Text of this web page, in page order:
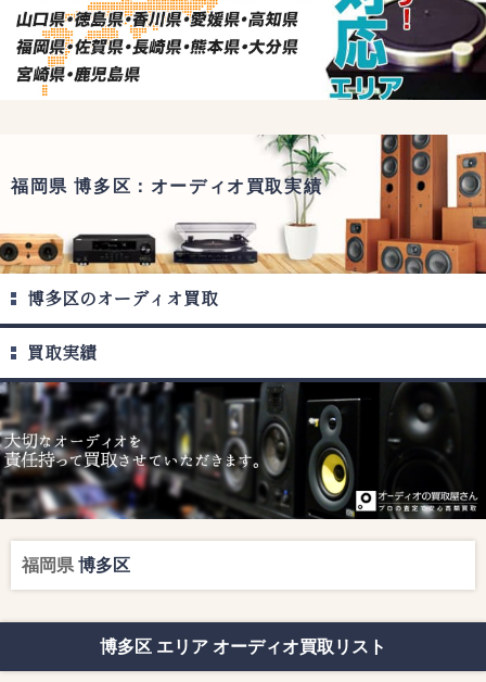
福岡県 博多区：オーディオ買取実績
博多区のオーディオ買取
買取実績
福岡県 博多区
博多区 エリア オーディオ買取リスト